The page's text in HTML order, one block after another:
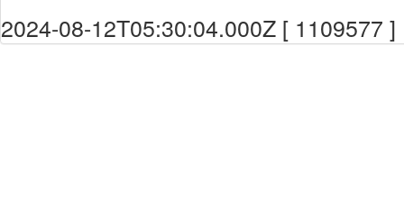
2024-08-12T05:30:04.000Z [ 1109577 ]